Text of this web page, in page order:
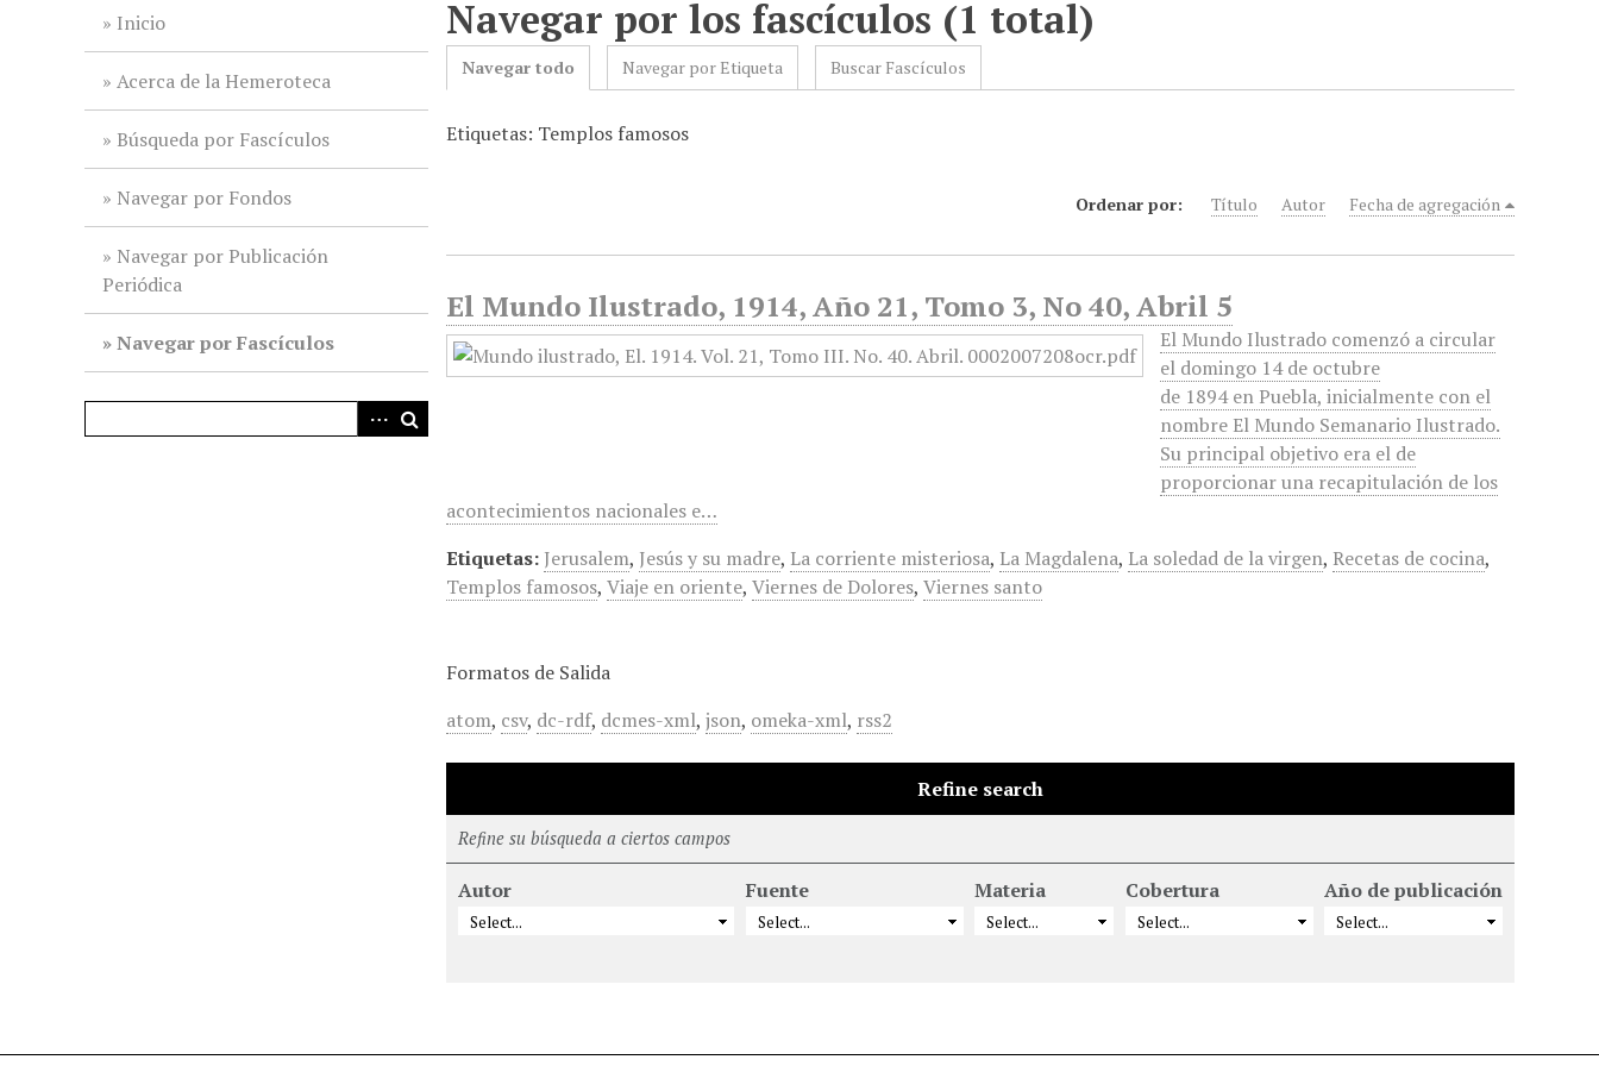
Inicio
Acerca de la Hemeroteca
Búsqueda por Fascículos
Navegar por Fondos
Navegar por Publicación
Periódica
Navegar por Fascículos
Navegar por los fascículos (1 total)
Navegar todo Navegar por Etiqueta Buscar Fascículos
Etiquetas: Templos famosos
Ordenar por: Título Autor Fecha de agregación
El Mundo Ilustrado, 1914, Año 21, Tomo 3, No 40, Abril 5
El Mundo Ilustrado comenzó a circular
el domingo 14 de octubre
de 1894 en Puebla, inicialmente con el
nombre El Mundo Semanario Ilustrado.
Su principal objetivo era el de
proporcionar una recapitulación de los
acontecimientos nacionales e…
Etiquetas: Jerusalem, Jesús y su madre, La corriente misteriosa, La Magdalena, La soledad de la virgen, Recetas de cocina,
Templos famosos,Viaje en oriente,Viernes de Dolores,Viernes santo
Formatos de Salida
atom, csv, dc-rdf, dcmes-xml,json, omeka-xml, rss2
Refine search
Refine su búsqueda a ciertos campos
Autor Fuente Materia Cobertura Año de publicación